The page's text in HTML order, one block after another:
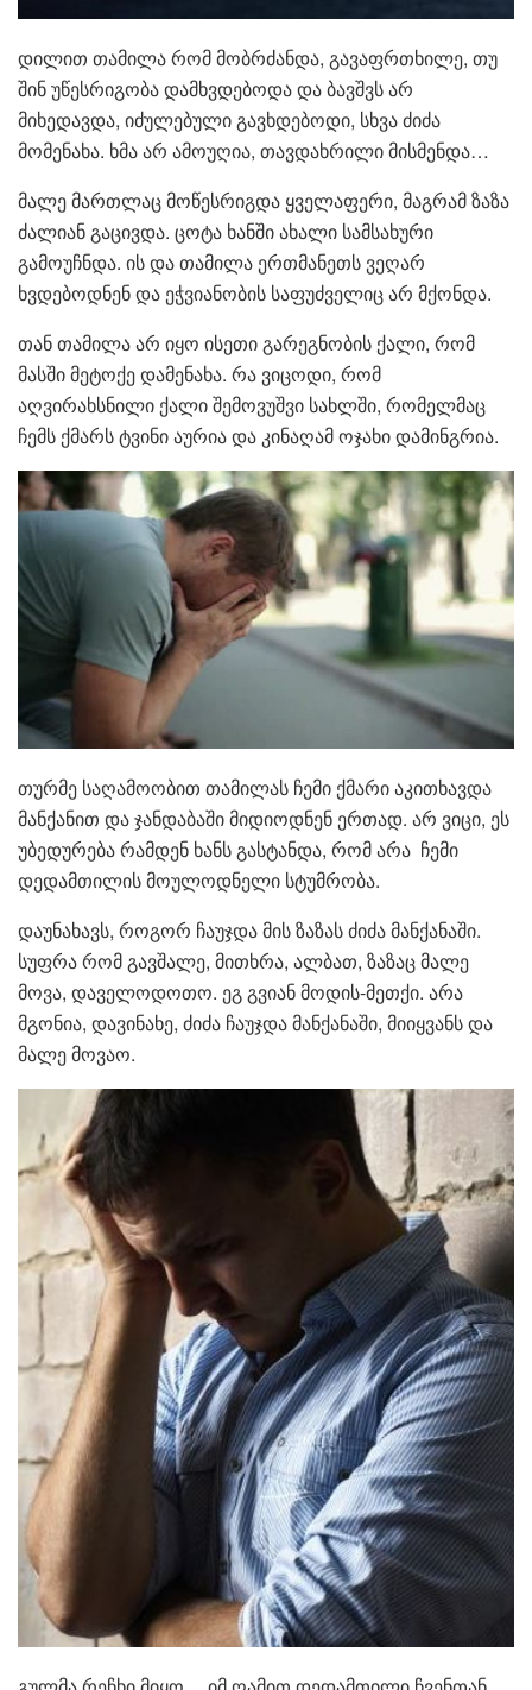
დილით თამილა რომ მობრძანდა, გავაფრთხილე, თუ
შინ უწესრიგობა დამხვდებოდა და ბავშვს არ
მიხედავდა, იძულებული გავხდებოდი, სხვა ძიძა
მომენახა. ხმა არ ამოუღია, თავდახრილი მისმენდა…
მალე მართლაც მოწესრიგდა ყველაფერი, მაგრამ ზაზა
ძალიან გაცივდა. ცოტა ხანში ახალი სამსახური
გამოუჩნდა. ის და თამილა ერთმანეთს ვეღარ
ხვდებოდნენ და ეჭვიანობის საფუძველიც არ მქონდა.
თან თამილა არ იყო ისეთი გარეგნობის ქალი, რომ
მასში მეტოქე დამენახა. რა ვიცოდი, რომ
აღვირახსნილი ქალი შემოვუშვი სახლში, რომელმაც
ჩემს ქმარს ტვინი აურია და კინაღამ ოჯახი დამინგრია.
თურმე საღამოობით თამილას ჩემი ქმარი აკითხავდა
მანქანით და ჯანდაბაში მიდიოდნენ ერთად. არ ვიცი, ეს
უბედურება რამდენ ხანს გასტანდა, რომ არა ჩემი
დედამთილის მოულოდნელი სტუმრობა.
დაუნახავს, როგორ ჩაუჯდა მის ზაზას ძიძა მანქანაში.
სუფრა რომ გავშალე, მითხრა, ალბათ, ზაზაც მალე
მოვა, დაველოდოთო. ეგ გვიან მოდის-მეთქი. არა
მგონია, დავინახე, ძიძა ჩაუჯდა მანქანაში, მიიყვანს და
მალე მოვაო.